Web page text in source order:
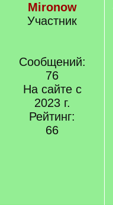
Mironow
Участник
Сообщений:
76
На сайте с
2023 г.
Рейтинг:
66